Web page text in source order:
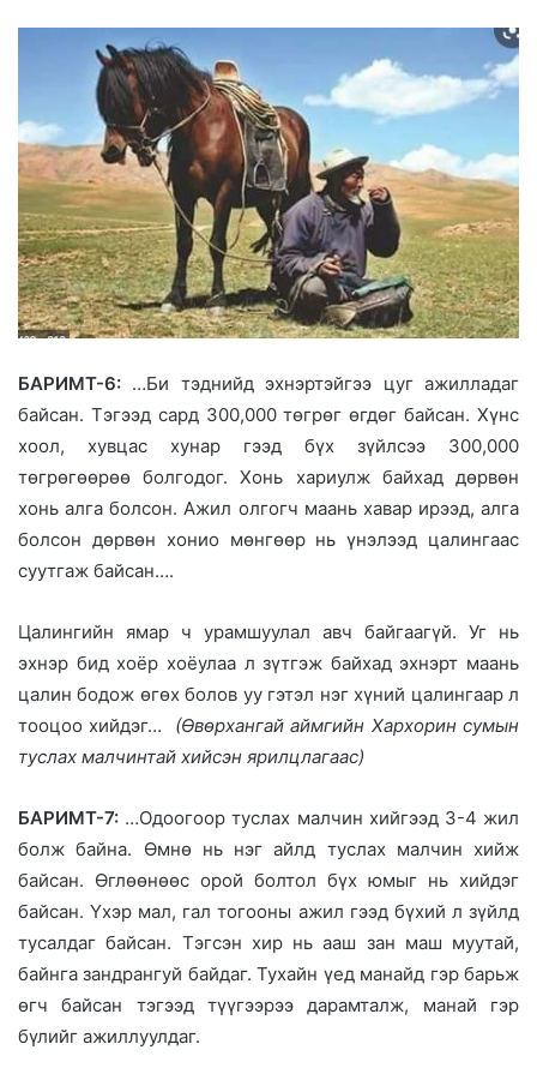
БАРИМТ-6: …Би тэднийд эхнэртэйгээ цуг ажилладаг
байсан. Тэгээд сард 300,000 төгрөг өгдөг байсан. Хүнс
хоол, хувцас хунар гээд бүх зүйлсээ 300,000
төгрөгөөрөө болгодог. Хонь хариулж байхад дөрвөн
хонь алга болсон. Ажил олгогч маань хавар ирээд, алга
болсон дөрвөн хонио мөнгөөр нь үнэлээд цалингаас
суутгаж байсан….
Цалингийн ямар ч урамшуулал авч байгаагүй. Уг нь
эхнэр бид хоёр хоёулаа л зүтгэж байхад эхнэрт маань
цалин бодож өгөх болов уу гэтэл нэг хүний цалингаар л
тооцоо хийдэг… (Өвөрхангай аймгийн Хархорин сумын
туслах малчинтай хийсэн ярилцлагаас)
БАРИМТ-7: …Одоогоор туслах малчин хийгээд 3-4 жил
болж байна. Өмнө нь нэг айлд туслах малчин хийж
байсан. Өглөөнөөс орой болтол бүх юмыг нь хийдэг
байсан. Үхэр мал, гал тогооны ажил гээд бүхий л зүйлд
тусалдаг байсан. Тэгсэн хир нь ааш зан маш муутай,
байнга зандрангуй байдаг. Тухайн үед манайд гэр барьж
өгч байсан тэгээд түүгээрээ дарамталж, манай гэр
бүлийг ажиллуулдаг.